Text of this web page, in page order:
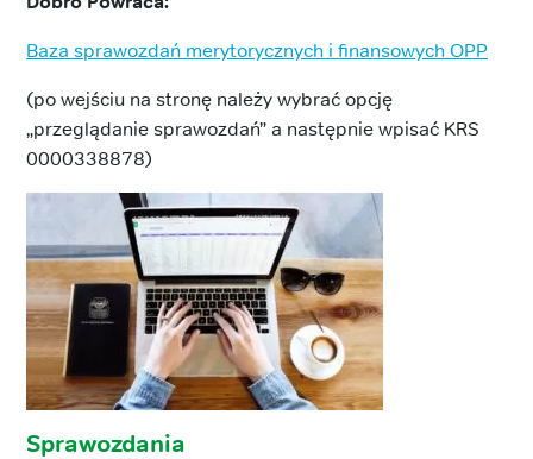
Baza sprawozdań merytorycznych i finansowych OPP
(po wejściu na stronę należy wybrać opcję
„przeglądanie sprawozdań” a następnie wpisać KRS
0000338878)
Sprawozdania